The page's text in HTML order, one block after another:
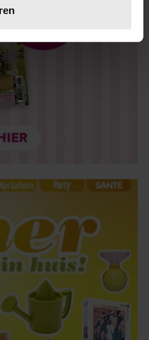
in het
en advertenties te
social media te bieden
Ook delen we
en analyse. Deze
van hun services. U
als u onze website blijft